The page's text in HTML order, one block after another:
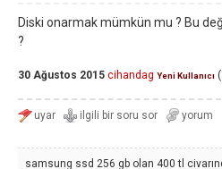
Diski onarmak mümkün mu ? Bu
?
30 Ağustos 2015 cihandag Yeni Kullanıcı (
samsung ssd 256 gb olan 400 tl